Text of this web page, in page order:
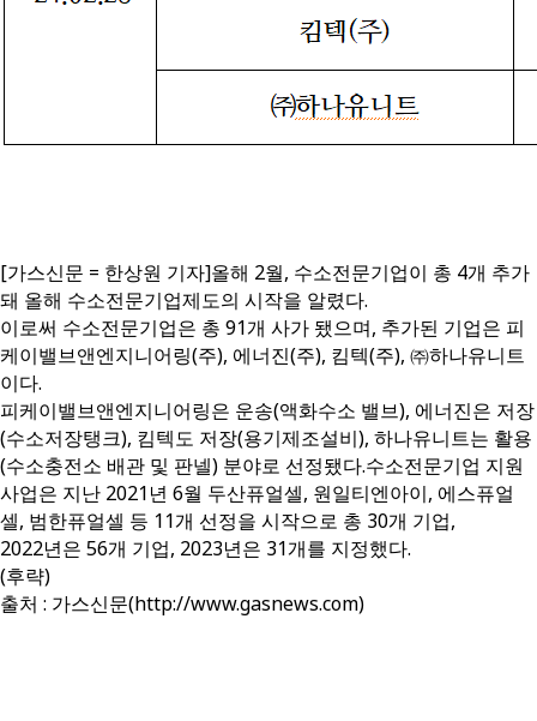
[가스신문 = 한상원 기자]올해 2월, 수소전문기업이 총 4개 추가
돼 올해 수소전문기업제도의 시작을 알렸다.
이로써 수소전문기업은 총 91개 사가 됐으며, 추가된 기업은 피
케이밸브앤엔지니어링(주), 에너진(주), 킴텍(주), ㈜하나유니트
이다.
피케이밸브앤엔지니어링은 운송(액화수소 밸브), 에너진은 저장
(수소저장탱크), 킴텍도 저장(용기제조설비), 하나유니트는 활용
(수소충전소 배관 및 판넬) 분야로 선정됐다.수소전문기업 지원
사업은 지난 2021년 6월 두산퓨얼셀, 원일티엔아이, 에스퓨얼
셀, 범한퓨얼셀 등 11개 선정을 시작으로 총 30개 기업,
2022년은 56개 기업, 2023년은 31개를 지정했다.
(후략)
출처 : 가스신문(http://www.gasnews.com)